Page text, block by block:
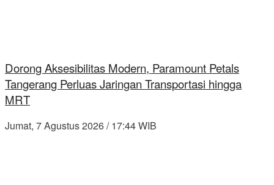
Dorong Aksesibilitas Modern, Paramount Petals
Tangerang Perluas Jaringan Transportasi hingga
MRT
Jumat, 7 Agustus 2026 / 17:44 WIB